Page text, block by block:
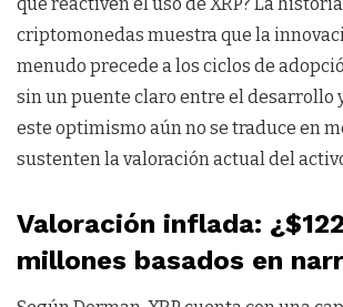
criptomonedas muestra que la
menudo precede a los ciclos de
sin un puente claro entre el desarrollo
este optimismo aún no se traduce en
sustenten la valoración actual del
Valoración inflada:
millones basados en